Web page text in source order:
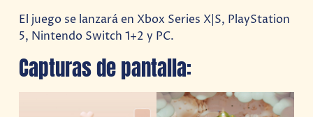
El juego se lanzará en Xbox Series X|S, PlayStation
5, Nintendo Switch 1+2 y PC.
Capturas de pantalla: